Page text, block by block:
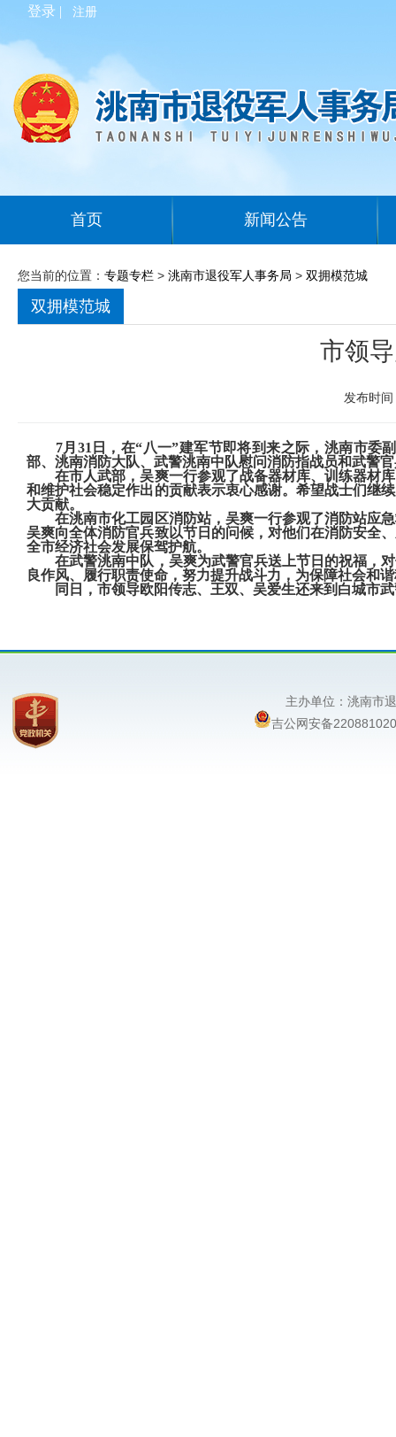
登录 | 注册
首页 新闻公告
您当前的位置： 专题专栏 > 洮南市退役军人事务局 > 双拥模范城
双拥模范城
市领
发布时
7月31日，在“八一”建军节即将到来之际，洮南市委
部、洮南消防大队、武警洮南中队慰问消防指战员和武警
在市人武部，吴爽一行参观了战备器材库、训练器材
和维护社会稳定作出的贡献表示衷心感谢。希望战士们继
大贡献。
在洮南市化工园区消防站，吴爽一行参观了消防站应
吴爽向全体消防官兵致以节日的问候，对他们在消防安全
全市经济社会发展保驾护航。
在武警洮南中队，吴爽为武警官兵送上节日的祝福，
良作风、履行职责使命，努力提升战斗力，为保障社会和
同日，市领导欧阳传志、王双、吴爱生还来到白城市
主办单位：洮南
吉公网安备